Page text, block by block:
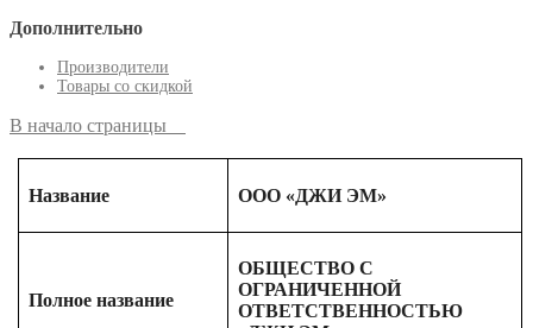
Дополнительно
Производители
Товары со скидкой
В начало страницы
Название ООО «ДЖИ ЭМ»
Полное название
ОБЩЕСТВО С
ОГРАНИЧЕННОЙ
ОТВЕТСТВЕННОСТЬЮ